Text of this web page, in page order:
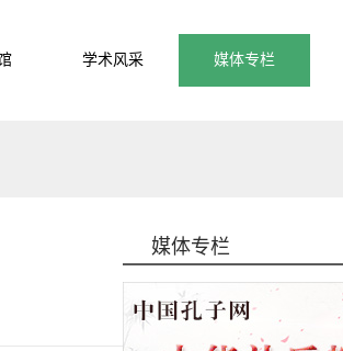
学术风采 媒体专栏
媒体专栏